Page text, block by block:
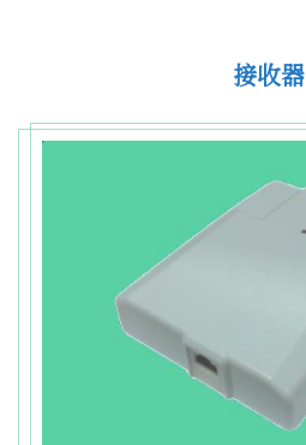
接收器